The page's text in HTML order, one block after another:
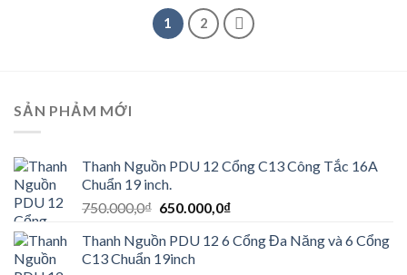
1 2
SẢN PHẢM MỚI
Thanh Nguồn PDU 12 Cổng C13 Công Tắc 16A
Chuẩn 19 inch.
750.000,0₫ Giá
là:
750.000,0₫.
650.000,0₫Giá
tại
Thanh Nguồn PDU 12 6 Cổng Đa Năng và 6 Cổng
C13 Chuẩn 19inch